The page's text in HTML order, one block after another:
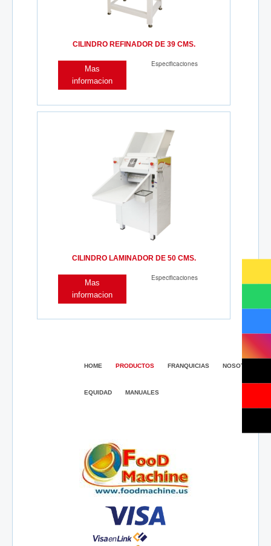
CILINDRO REFINADOR DE 39 CMS.
Mas
informacion
Especificaciones
CILINDRO LAMINADOR DE 50 CMS.
Mas
informacion
Especificaciones
HOME PRODUCTOS FRANQUICIAS NOSOTROS
EQUIDAD MANUALES